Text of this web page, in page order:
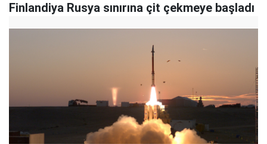
Finlandiya Rusya sınırına çit çekmeye başladı